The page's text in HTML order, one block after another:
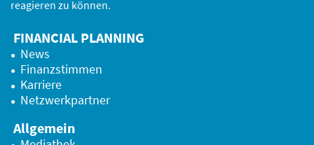
reagieren zu können.
FINANCIAL PLANNING
News
Finanzstimmen
Karriere
Netzwerkpartner
Allgemein